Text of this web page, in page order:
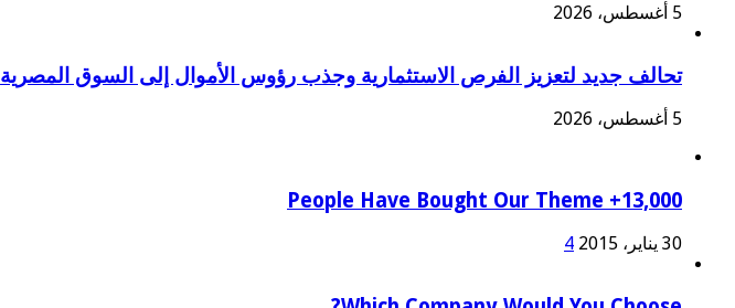
5 أغسطس، 2026
تحالف جديد لتعزيز الفرص الاستثمارية وجذب رؤوس الأموال إلى السوق المصرية
5 أغسطس، 2026
13,000+ People Have Bought Our Theme
30 يناير، 2015 4